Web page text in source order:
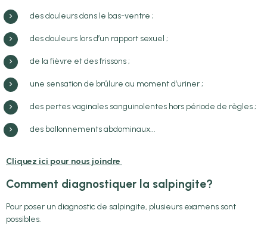
des douleurs dans le bas-ventre ;
des douleurs lors d’un rapport sexuel ;
de la fièvre et des frissons ;
une sensation de brûlure au moment d’uriner ;
des pertes vaginales sanguinolentes hors période de règles ;
des ballonnements abdominaux...
Cliquez ici pour nous joindre
Comment diagnostiquer la salpingite?
Pour poser un diagnostic de salpingite, plusieurs examens sont
possibles.